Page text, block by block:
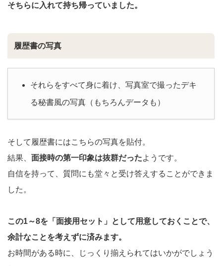
そちらに入れて持ち帰っていました。
履歴書の写真
それらをすべて身に着け、写真室で撮ったデキ
る秘書風の写真（もちろんデータも）
そして履歴書にはこちらの写真を貼付。
結果、 面接時の第一印象は抜群だったようです。
自信を持って、質問にも堂々と受け答えすることができま
した。
この1～8を「面接用セット」として用意しておくことで、
余計なことを考えずに済みます。
お時間がある時に、じっくり揃えられてはいかがでしょう